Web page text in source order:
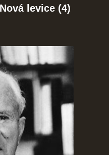
levice (4)